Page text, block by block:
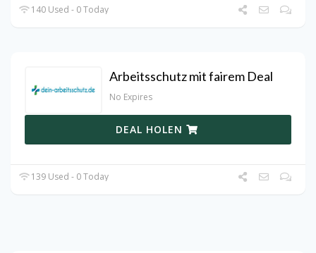
140 Used - 0 Today
Arbeitsschutz mit fairem Deal
No Expires
DEAL HOLEN
139 Used - 0 Today